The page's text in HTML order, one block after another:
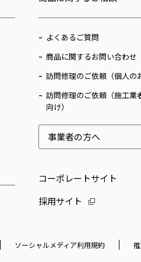
よくあるご質問
商品に関するお問い合わせ
訪問修理のご依頼（個人の
訪問修理のご依頼（施工業
向け）
事業者の方へ
コーポレートサイト
採用サイト
ソーシャルメディア利用規約